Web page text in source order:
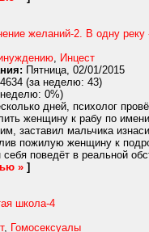
желаний-2. В одну
, Инцест
Пятница, 02/01/2015
(за неделю: 43)
0%)
дней, психолог
женщину к рабу по
заставил мальчика
пожилую женщину к
себя поведёт в реальной
» ]
школа-4
, Гомосексуалы